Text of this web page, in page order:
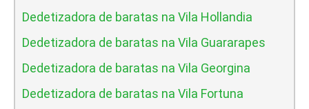
Dedetizadora de baratas na Vila Hollandia
Dedetizadora de baratas na Vila Guararapes
Dedetizadora de baratas na Vila Georgina
Dedetizadora de baratas na Vila Fortuna